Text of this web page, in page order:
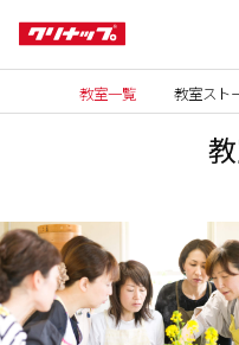
教室一覧 教室スト